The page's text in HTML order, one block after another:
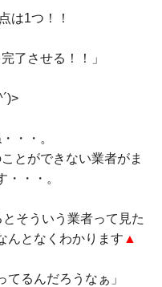
は1つ！！
了させる！！」
・・。
とができない業者がま
・・・。
そういう業者って見た
んとなくわかります ▲
てるんだろうなぁ」